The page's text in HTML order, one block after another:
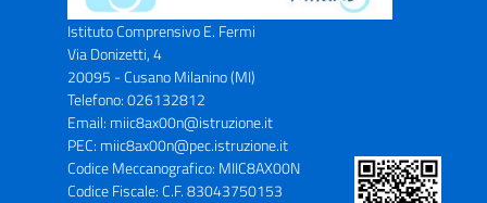
Istituto Comprensivo E. Fermi
Via Donizetti, 4
20095 - Cusano Milanino (MI)
Telefono: 026132812
Email: miic8ax00n@istruzione.it
PEC: miic8ax00n@pec.istruzione.it
Codice Meccanografico: MIIC8AX00N
Codice Fiscale: C.F. 83043750153